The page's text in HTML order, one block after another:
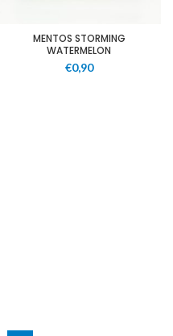
MENTOS STORMING
WATERMELON
€0,90